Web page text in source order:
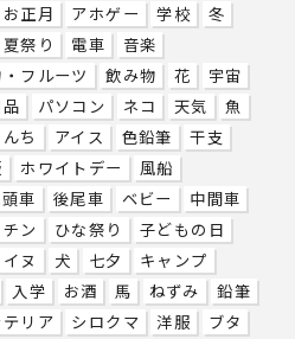
お正月 アホゲー 学校
冬
夏祭り 電車
音楽
フルーツ 飲み物 花
宇宙
パソコン ネコ 天気
魚
ち アイス 色鉛筆
干支
ホワイトデー
風船
車 後尾車 ベビー
中間車
ン ひな祭り
子どもの日
イヌ 犬 七夕
キャンプ
入学 お酒 馬 ねずみ
鉛筆
リア シロクマ 洋服
ブタ